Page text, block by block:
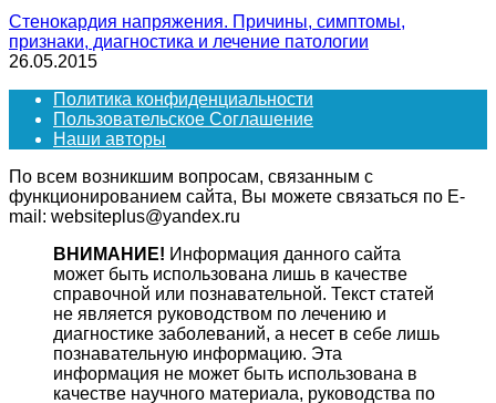
Стенокардия напряжения. Причины, симптомы,
признаки, диагностика и лечение патологии
26.05.2015
Политика конфиденциальности
Пользовательское Соглашение
Наши авторы
По всем возникшим вопросам, связанным с
функционированием сайта, Вы можете связаться по E-
mail: websiteplus@yandex.ru
ВНИМАНИЕ! Информация данного сайта
может быть использована лишь в качестве
справочной или познавательной. Текст статей
не является руководством по лечению и
диагностике заболеваний, а несет в себе лишь
познавательную информацию. Эта
информация не может быть использована в
качестве научного материала, руководства по